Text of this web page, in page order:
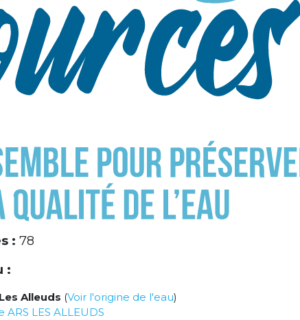
: 78
:
Les Alleuds (Voir l'origine de l'eau)
ARS LES ALLEUDS
Forage de la Somptueuse